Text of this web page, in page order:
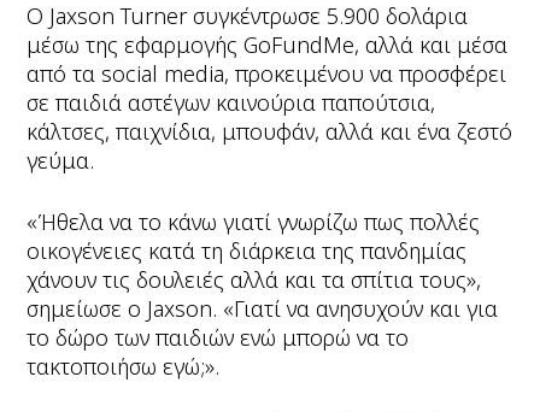
Ο Jaxson Turner συγκέντρωσε 5.900 δολάρια
μέσω της εφαρμογής GoFundMe, αλλά και μέσα
από τα social media, προκειμένου να προσφέρει
σε παιδιά αστέγων καινούρια παπούτσια,
κάλτσες, παιχνίδια, μπουφάν, αλλά και ένα ζεστό
γεύμα.
«Ήθελα να το κάνω γιατί γνωρίζω πως πολλές
οικογένειες κατά τη διάρκεια της πανδημίας
χάνουν τις δουλειές αλλά και τα σπίτια τους»,
σημείωσε ο Jaxson. «Γιατί να ανησυχούν και για
το δώρο των παιδιών ενώ μπορώ να το
τακτοποιήσω εγώ;».